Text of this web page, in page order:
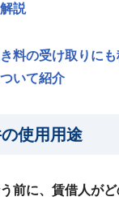
説
料の受け取りに
いて紹介
使用用途
前に、賃借人が